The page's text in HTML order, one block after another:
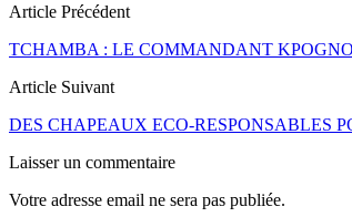
Article Précédent
TCHAMBA : LE COMMANDANT
Article Suivant
DES CHAPEAUX ECO-RESPONSABLES
Laisser un commentaire
Votre adresse email ne sera pas publiée.